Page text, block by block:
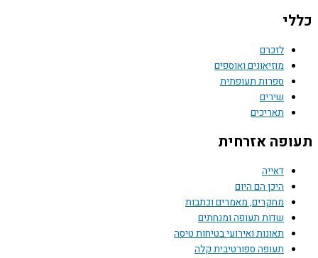
לזכרם
מוזיאונים ואוספים
ספרות תעופתית
שירים
תאריכים
אזרחית
דאייה
היכן הם היום
מחקרים, מאמרים וכתבות
שדות תעופה ומנחתים
תאונות ואירועי בטיחות טיסה
תעופה ספורטיבית קלה